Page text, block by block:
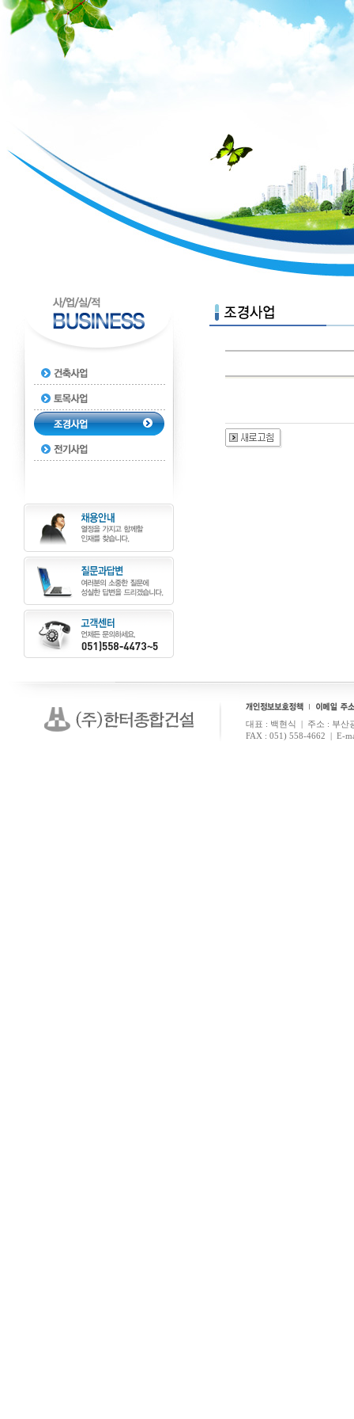
대표 : 백현식 | 주소 : 부산
FAX : 051) 558-4662 | E-